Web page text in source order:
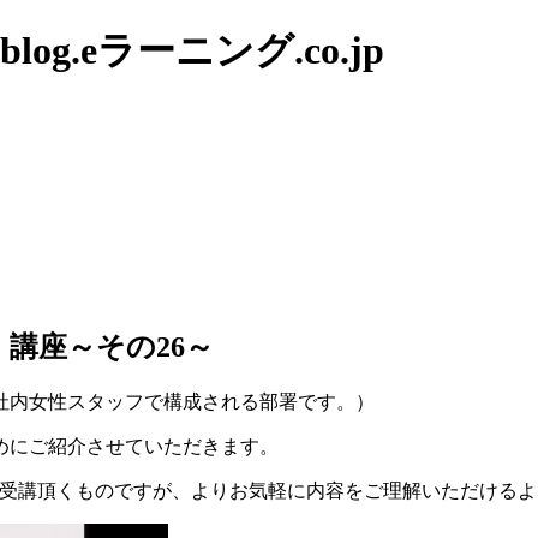
ラーニング.co.jp
座～その26～
女性スタッフで構成される部署です。）
ご紹介させていただきます。
講頂くものですが、よりお気軽に内容をご理解いただける